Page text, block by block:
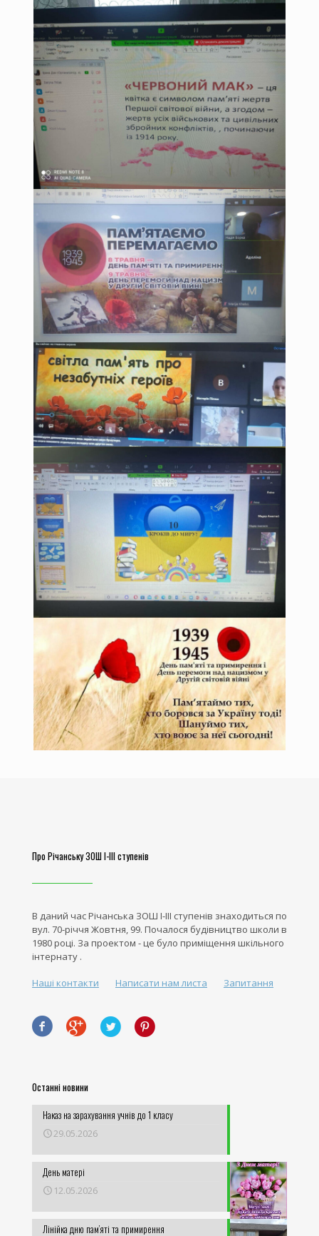
Про Річанську ЗОШ І-ІІІ ступенів
В даний час Річанська ЗОШ І-ІІІ ступенів знаходиться по
вул. 70-річчя Жовтня, 99. Почалося будівництво школи в
1980 році. За проектом - це було приміщення шкільного
інтернату .
Наші контакти Написати нам листа Запитання
Останні новини
Наказ на зарахування учнів до 1 класу
29.05.2026
День матері
12.05.2026
Лінійка дню пам’яті та примирення